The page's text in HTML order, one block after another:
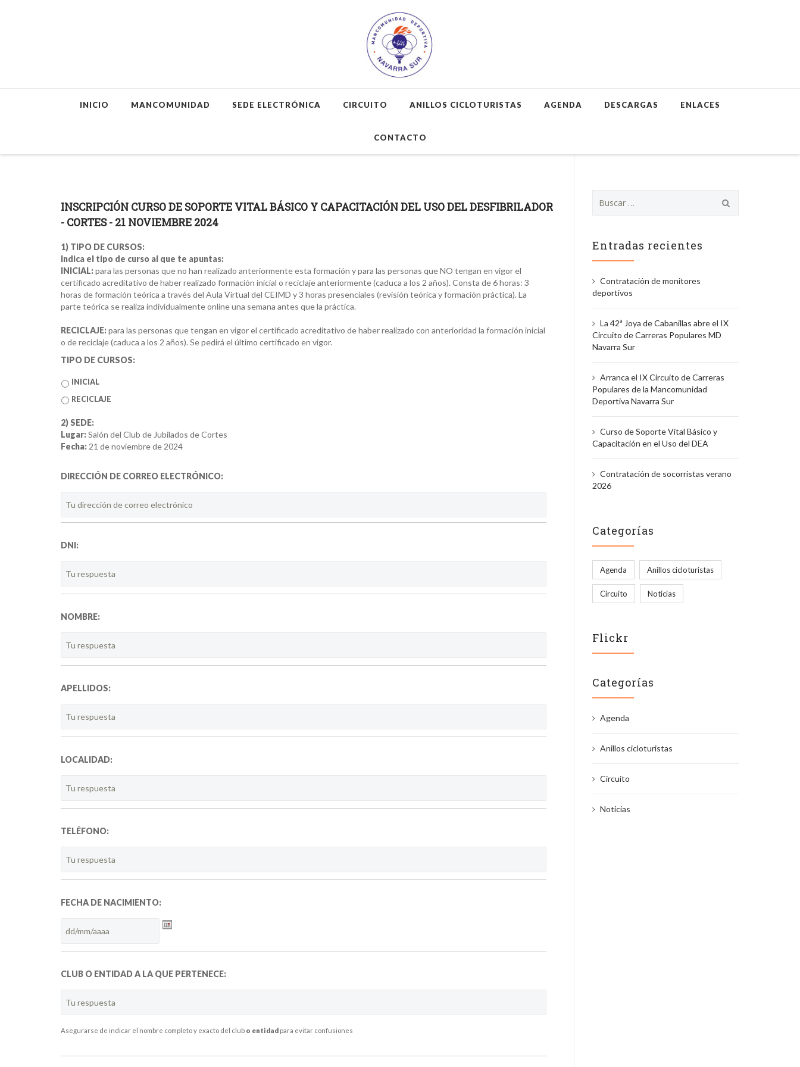
INICIO MANCOMUNIDAD SEDE ELECTRÓNICA CIRCUITO ANILLOS CICLOTURISTAS AGENDA DESCARGAS ENLACES
CONTACTO
INSCRIPCIÓN CURSO DE SOPORTE VITAL BÁSICO Y CAPACITACIÓN DEL USO DEL DESFIBRILADOR
- CORTES - 21 NOVIEMBRE 2024
1) TIPO DE CURSOS:
Indica el tipo de curso al que te apuntas:
INICIAL:para las personas que no han realizado anteriormente esta formación y para las personas que NO tengan en vigor el
certificado acreditativo de haber realizado formación inicial o reciclaje anteriormente (caduca a los 2 años). Consta de 6 horas: 3
horas de formación teórica a través del Aula Virtual del CEIMD y 3 horas presenciales (revisión teórica y formación práctica). La
parte teórica se realiza individualmente online una semana antes que la práctica.
RECICLAJE:para las personas que tengan en vigor el certificado acreditativo de haber realizado con anterioridad la formación inicial
o de reciclaje (caduca a los 2 años). Se pedirá el último certificado en vigor.
TIPO DE CURSOS:
INICIAL
RECICLAJE
2) SEDE:
Lugar:Salón del Club de Jubilados de Cortes
Fecha: 21 de noviembre de 2024
DIRECCIÓN DE CORREO ELECTRÓNICO:
DNI:
NOMBRE:
APELLIDOS:
LOCALIDAD:
TELÉFONO:
FECHA DE NACIMIENTO:
Formato
MM
CLUB O ENTIDAD A LA QUE PERTENECE:
Asegurarse de indicar el nombre completo y exacto del club o entidad para evitar confusiones
a
Entradas recientes
Contratación de monitores
deportivos
La 42ª Joya de Cabanillas abre el IX
Circuito de Carreras Populares MD
Navarra Sur
Arranca el IX Circuito de Carreras
Populares de la Mancomunidad
Deportiva Navarra Sur
Curso de Soporte Vital Básico y
Capacitación en el Uso del DEA
Contratación de socorristas verano
2026
Categorías
Agenda Anillos cicloturistas
Circuito Noticias
Flickr
Categorías
Agenda
Anillos cicloturistas
Circuito
Noticias